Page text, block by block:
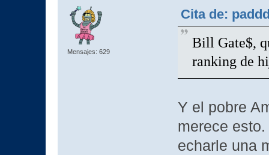
Mensajes: 629
Cita de:
Bill Gate$,
ranking de
Y el pobre
merece
echarle una